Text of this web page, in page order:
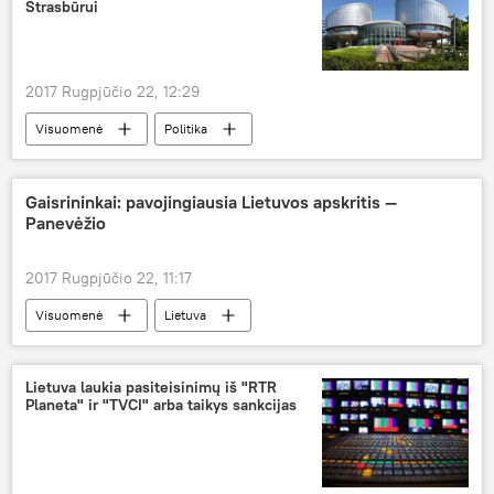
transliavimas
Strasbūrui
2017 Rugpjūčio 22, 12:29
Visuomenė
Politika
Konstantinas Michailovas
Europos Žmogaus Teisių Teismas
Medininkų žudynių byla
Gaisrininkai: pavojingiausia Lietuvos apskritis —
Panevėžio
2017 Rugpjūčio 22, 11:17
Visuomenė
Lietuva
Priešgaisrinės apsaugos ir gelbėjimo departamentas
gaisrų statistika
Lietuva laukia pasiteisinimų iš "RTR
Planeta" ir "TVCI" arba taikys sankcijas